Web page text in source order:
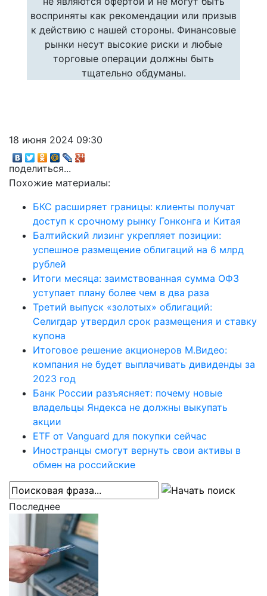
восприняты как рекомендации или призыв
к действию с нашей стороны. Финансовые
рынки несут высокие риски и любые
торговые операции должны быть
тщательно обдуманы.
18 июня 2024 09:30
поделиться...
Похожие материалы:
БКС расширяет границы: клиенты получат
доступ к срочному рынку Гонконга и Китая
Балтийский лизинг укрепляет позиции:
успешное размещение облигаций на 6 млрд
рублей
Итоги месяца: заимствованная сумма ОФЗ
уступает плану более чем в два раза
Третий выпуск «золотых» облигаций:
Селигдар утвердил срок размещения и ставку
купона
Итоговое решение акционеров М.Видео:
компания не будет выплачивать дивиденды за
2023 год
Банк России разъясняет: почему новые
владельцы Яндекса не должны выкупать
акции
ETF от Vanguard для покупки сейчас
Иностранцы смогут вернуть свои активы в
обмен на российские
Последнее